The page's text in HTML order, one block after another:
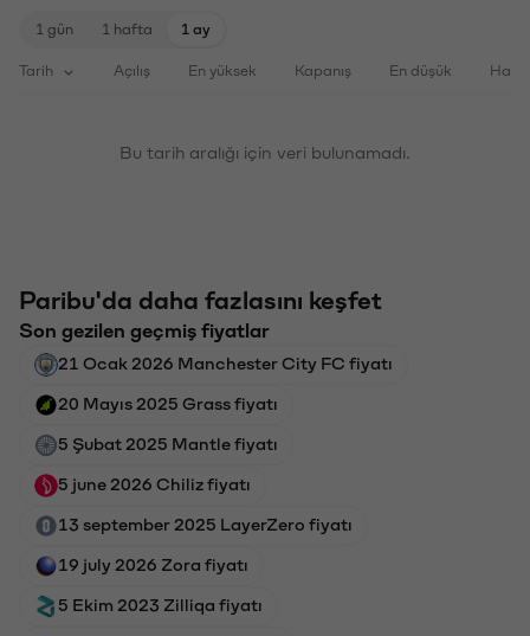
1 gün 1 hafta 1 ay
Tarih Açılış En yüksek Kapanış En düşük
Bu tarih aralığı için veri bulunamadı.
Paribu'da daha fazlasını keşfet
Son gezilen geçmiş fiyatlar
21 Ocak 2026 Manchester City FC fiyatı
20 Mayıs 2025 Grass fiyatı
5 Şubat 2025 Mantle fiyatı
5 june 2026 Chiliz fiyatı
13 september 2025 LayerZero fiyatı
19 july 2026 Zora fiyatı
5 Ekim 2023 Zilliqa fiyatı